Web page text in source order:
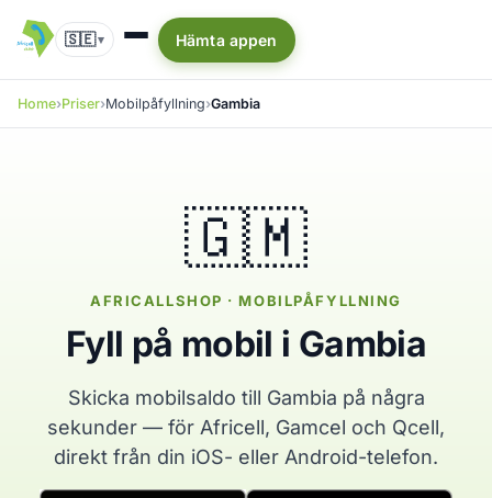
🇸🇪▾ Hämta appen
Home Priser Mobilpåfyllning Gambia
🇬🇲
AFRICALLSHOP · MOBILPÅFYLLNING
Fyll på mobil i Gambia
Skicka mobilsaldo till Gambia på några
sekunder — för Africell, Gamcel och Qcell,
direkt från din iOS- eller Android-telefon.